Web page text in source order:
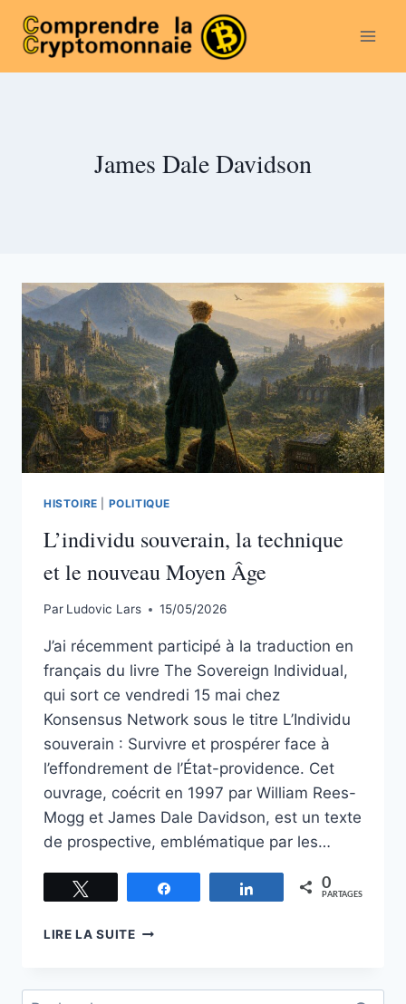
Aller
contenu
James Dale Davidson
HISTOIRE POLITIQUE
L’individu souverain, la technique
et le nouveau Moyen Âge
Par Ludovic Lars 15/05/2026
J’ai récemment participé à la traduction en
français du livre The Sovereign Individual,
qui sort ce vendredi 15 mai chez
Konsensus Network sous le titre L’Individu
souverain : Survivre et prospérer face à
l’effondrement de l’État-providence. Cet
ouvrage, coécrit en 1997 par William Rees-
Mogg et James Dale Davidson, est un texte
de prospective, emblématique par les…
Partagez 0
PARTAGES
LIRE LA SUITEL’INDIVIDU
TECHNIQUE